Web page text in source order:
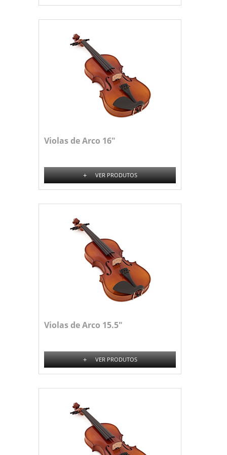
Violas de Arco 16"
+ VER PRODUTOS
Violas de Arco 15.5"
+ VER PRODUTOS